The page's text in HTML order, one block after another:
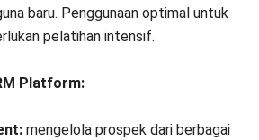
baru. Penggunaan optimal untuk
pelatihan intensif.
Platform:
mengelola prospek dari berbagai